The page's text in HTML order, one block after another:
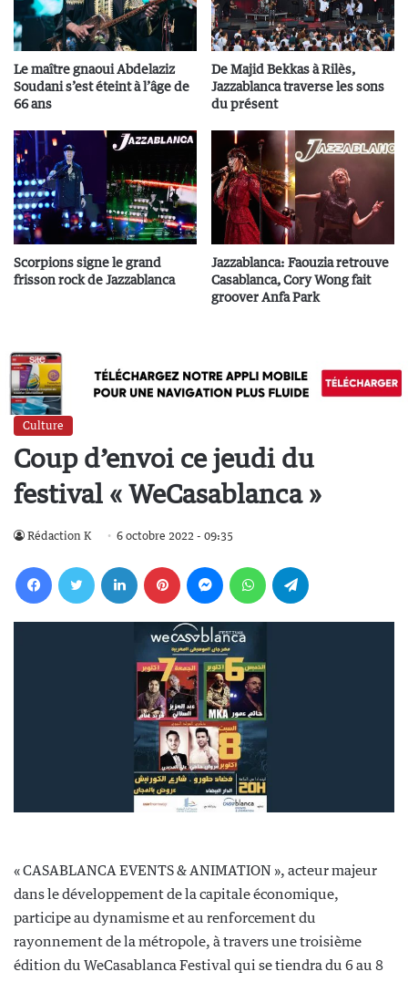
Le maître gnaoui Abdelaziz
Soudani s’est éteint à l’âge de
66 ans
De Majid Bekkas à Rilès,
Jazzablanca traverse les sons
du présent
Scorpions signe le grand
frisson rock de Jazzablanca
Jazzablanca: Faouzia retrouve
Casablanca, Cory Wong fait
groover Anfa Park